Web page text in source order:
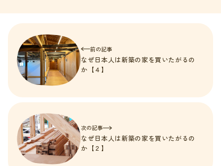
前の記事
なぜ日本人は新築の家を買いたがるの
か【４】
次の記事
なぜ日本人は新築の家を買いたがるの
か【２】